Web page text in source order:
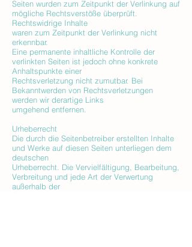
Seiten wurden zum Zeitpunkt der Verlinkung auf
mögliche Rechtsverstöße überprüft.
Rechtswidrige Inhalte
waren zum Zeitpunkt der Verlinkung nicht
erkennbar.
Eine permanente inhaltliche Kontrolle der
verlinkten Seiten ist jedoch ohne konkrete
Anhaltspunkte einer
Rechtsverletzung nicht zumutbar. Bei
Bekanntwerden von Rechtsverletzungen
werden wir derartige Links
umgehend entfernen.
Urheberrecht
Die durch die Seitenbetreiber erstellten Inhalte
und Werke auf diesen Seiten unterliegen dem
deutschen
Urheberrecht. Die Vervielfältigung, Bearbeitung,
Verbreitung und jede Art der Verwertung
außerhalb der